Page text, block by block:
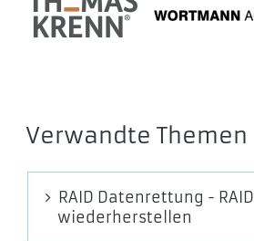
Verwandte Themen
RAID Datenrettung - RAID
wiederherstellen